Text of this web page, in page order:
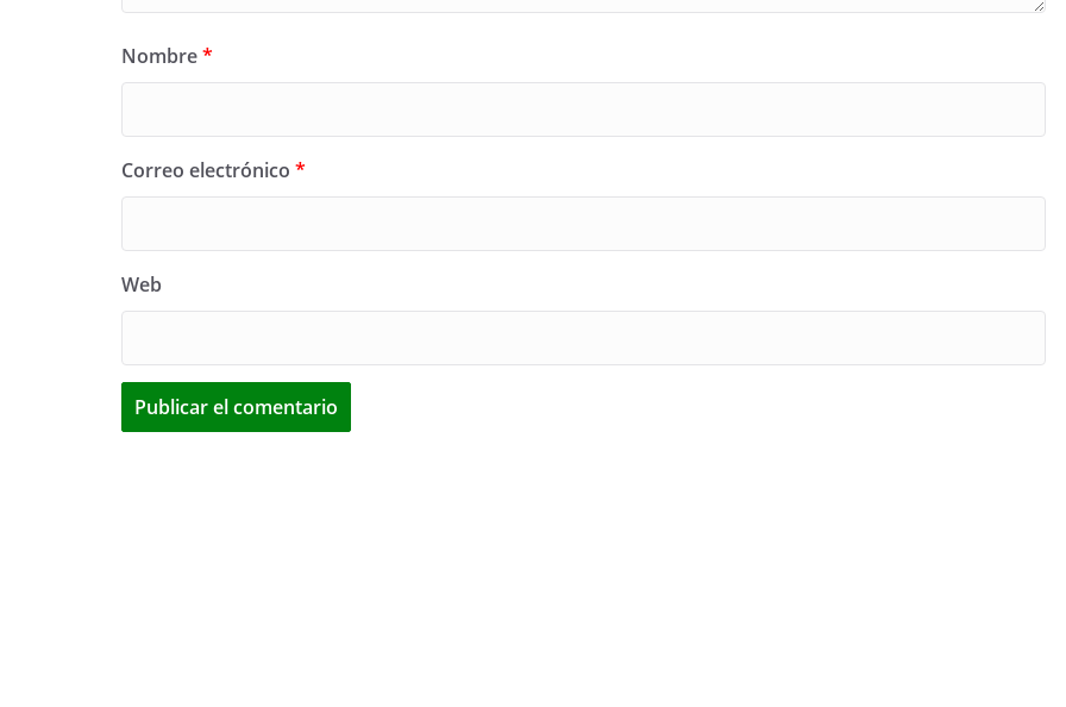
Nombre*
Correo electrónico *
Web